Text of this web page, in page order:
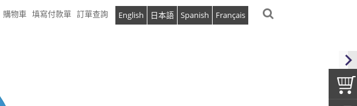
English 日本語 Spanish Français
購物車 填寫付款單 訂單查詢